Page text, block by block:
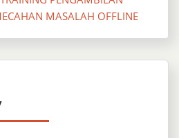
MASALAH OFFLINE